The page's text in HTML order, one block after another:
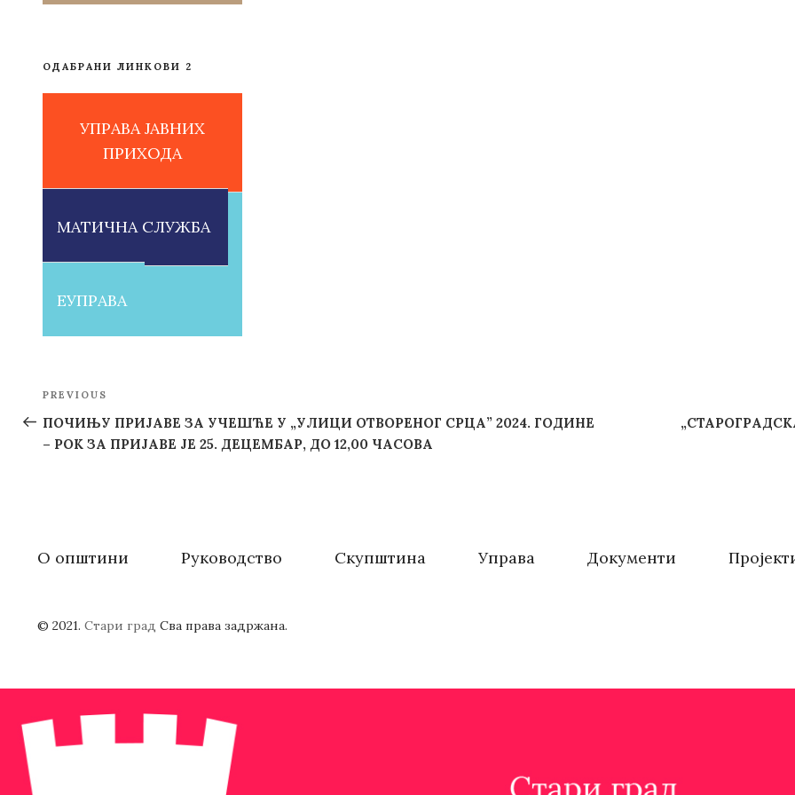
ОДАБРАНИ ЛИНКОВИ 2
УПРАВА ЈАВНИХ
ПРИХОДА
МАТИЧНА СЛУЖБА
ЕУПРАВА
Post
navigation
Previous
Post
PREVIOUS
ПОЧИЊУ ПРИЈАВЕ ЗА УЧЕШЋЕ У „УЛИЦИ ОТВОРЕНОГ СРЦА” 2024. ГОДИНЕ
– РОК ЗА ПРИЈАВЕ ЈЕ 25. ДЕЦЕМБАР, ДО 12,00 ЧАСОВА
О општини Руководство Скупштина Управа Документи
© 2021. Стари град Сва права задржана.